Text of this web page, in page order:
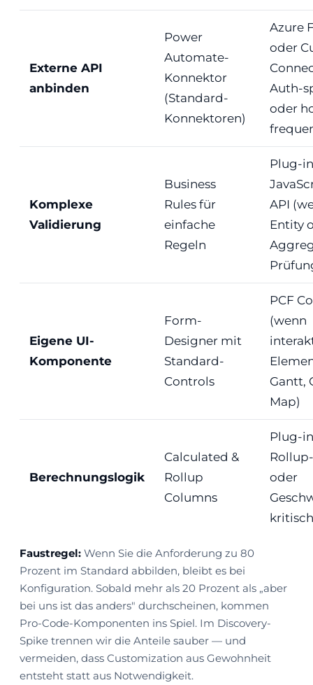
Externe API
anbinden
Power
Automate-
Konnektor
(Standard-
Konnektoren)
Azure
oder
Auth-
oder
Komplexe
Validierung
Business
Rules für
einfache
Regeln
Plug-
API
Entity
Eigene UI-
Komponente
Form-
Designer mit
Standard-
Controls
PCF
(wenn
Gantt,
Map)
Berechnungslogik
Calculated &
Rollup
Columns
Plug-
oder
Faustregel: Wenn Sie die Anforderung zu 80
Prozent im Standard abbilden, bleibt es bei
Konfiguration. Sobald mehr als 20 Prozent als „aber
bei uns ist das anders" durchscheinen, kommen
Pro-Code-Komponenten ins Spiel. Im Discovery-
Spike trennen wir die Anteile sauber — und
vermeiden, dass Customization aus Gewohnheit
entsteht statt aus Notwendigkeit.